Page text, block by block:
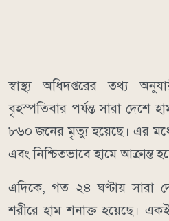
স্বাস্থ্য অধিদপ্তরের তথ্য
বৃহস্পতিবার পর্যন্ত সারা দেশে
৮৬০ জনের মৃত্যু হয়েছে। এর
এবং নিশ্চিতভাবে হামে আক্রান্ত
এদিকে, গত ২৪ ঘণ্টায় সারা
শরীরে হাম শনাক্ত হয়েছে।